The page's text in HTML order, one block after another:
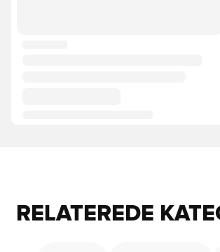
RELATEREDE